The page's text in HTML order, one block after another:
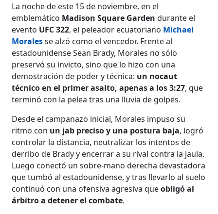
La noche de este 15 de noviembre, en el
emblemático Madison Square Garden durante el
evento UFC 322, el peleador ecuatoriano Michael
Moralesse alzó como el vencedor. Frente al
estadounidense Sean Brady, Morales no sólo
preservó su invicto, sino que lo hizo con una
demostración de poder y técnica: un nocaut
técnico en el primer asalto, apenas a los 3:27, que
terminó con la pelea tras una lluvia de golpes.
Desde el campanazo inicial, Morales impuso su
ritmo con un jab preciso y una postura baja, logró
controlar la distancia, neutralizar los intentos de
derribo de Brady y encerrar a su rival contra la jaula.
Luego conectó un sobre-mano derecha devastadora
que tumbó al estadounidense, y tras llevarlo al suelo
continuó con una ofensiva agresiva queobligó al
árbitro a detener el combate.